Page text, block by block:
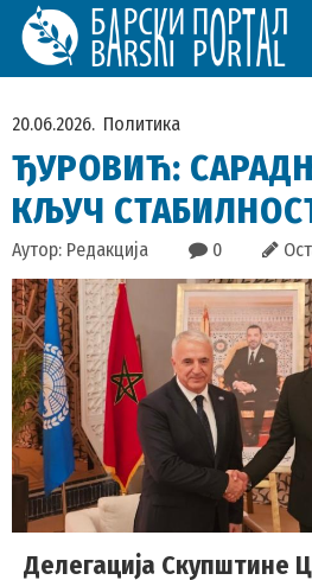
20.06.2026. Политика
ЂУРОВИЋ:
КЉУЧ
Аутор: Редакција 0
Делегација Скупштине